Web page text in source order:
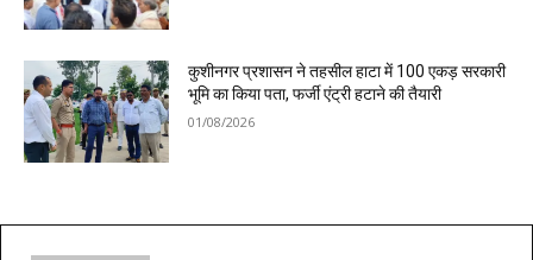
कुशीनगर प्रशासन ने तहसील हाटा में 100 एकड़ सरकारी
भूमि का किया पता, फर्जी एंट्री हटाने की तैयारी
01/08/2026